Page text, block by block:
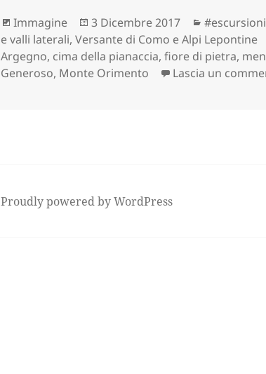
Formato
Immagine
Scritto
il
3 Dicembre 2017 Categorie
e valli laterali,Versante di Como e Alpi Lepontine
Argegno, cima della pianaccia,fiore di pietra,
Generoso, Monte Orimento Lascia un
Proudly powered by WordPress